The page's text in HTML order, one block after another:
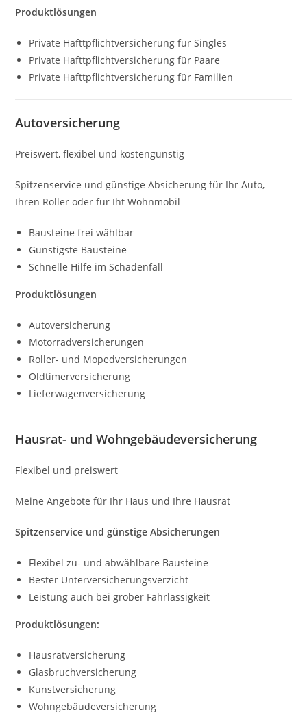
Produktlösungen
Private Hafttpflichtversicherung für Singles
Private Hafttpflichtversicherung für Paare
Private Hafttpflichtversicherung für Familien
Autoversicherung
Preiswert, flexibel und kostengünstig
Spitzenservice und günstige Absicherung für Ihr Auto,
Ihren Roller oder für Iht Wohnmobil
Bausteine frei wählbar
Günstigste Bausteine
Schnelle Hilfe im Schadenfall
Produktlösungen
Autoversicherung
Motorradversicherungen
Roller- und Mopedversicherungen
Oldtimerversicherung
Lieferwagenversicherung
Hausrat- und Wohngebäudeversicherung
Flexibel und preiswert
Meine Angebote für Ihr Haus und Ihre Hausrat
Spitzenservice und günstige Absicherungen
Flexibel zu- und abwählbare Bausteine
Bester Unterversicherungsverzicht
Leistung auch bei grober Fahrlässigkeit
Produktlösungen:
Hausratversicherung
Glasbruchversicherung
Kunstversicherung
Wohngebäudeversicherung